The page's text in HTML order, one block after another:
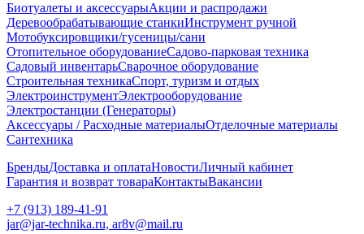
Биотуалеты и аксессуарыАкции и распродажи
Деревообрабатывающие станкиИнструмент ручной
Мотобуксировщики/гусеницы/сани
Отопительное оборудованиеСадово-парковая техника
Садовый инвентарьСварочное оборудование
Строительная техникаСпорт, туризм и отдых
ЭлектроинструментЭлектрооборудование
Электростанции (Генераторы)
Аксессуары / Расходные материалыОтделочные материалы
Сантехника
БрендыДоставка и оплатаНовостиЛичный кабинет
Гарантия и возврат товараКонтактыВакансии
+7 (913) 189-41-91
jar@jar-technika.ru, ar8v@mail.ru